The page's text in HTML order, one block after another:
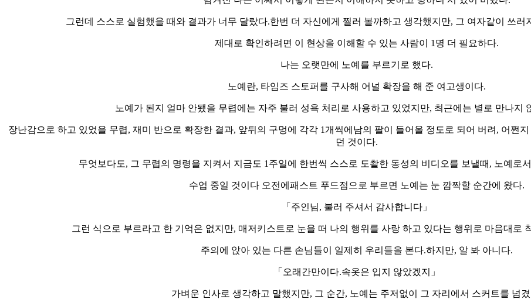
그런데 스스로 실험했을 때와 결과가 너무 달랐다.한번 더 자신에게 찔러 볼까하고 생각했지만, 그 여자같이 쓰러
제대로 확인하려면 이 현상을 이해할 수 있는 사람이 1명 더 필요하다.
나는 오랫만에 노예를 부르기로 했다.
노예란, 타임즈 스토퍼를 구사해 어널 확장을 해 준 여고생이다.
노예가 된지 얼마 안됐을 무렵에는 자주 불러 성욕 처리로 사용하고 있었지만, 최근에는 별로 만나지
장난감으로 하고 있었을 무렵, 재미 반으로 확장한 결과, 앞뒤의 구멍에 각각 1개씩에남의 팔이 들어올 정도로 되어 버려, 어쩐
던 것이다.
무엇보다도, 그 무렵의 명령을 지켜서 지금도 1주일에 한번씩 스스로 도촬한 동성의 비디오를 보낼때, 노예로
수업 중일 것이다 오전에패스트 푸드점으로 부르면 노예는 눈 깜짝할 순간에 왔다.
「주인님, 불러 주셔서 감사합니다」
그런 식으로 부르라고 한 기억은 없지만, 매저키스트로 눈을 떠 나의 행위를 사랑 하고 있다는 행위로 마음대로
주의에 앉아 있는 다른 손님들이 일제히 우리들을 본다.하지만, 알 봐 아니다.
「오래간만이다.속옷은 입지 않았겠지」
가벼운 인사로 생각하고 말했지만, 그 순간, 노예는 주저없이 그 자리에서 스커트를 넘